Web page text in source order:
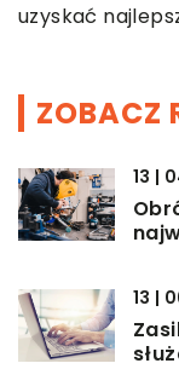
uzyskać
ZOBACZ
13 |
13 |